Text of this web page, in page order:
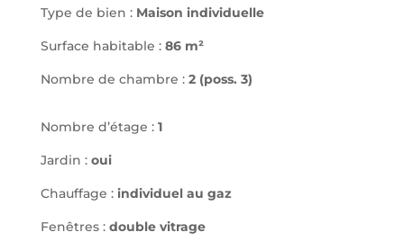
Type de bien : Maison individuelle
Surface habitable : 86 m²
Nombre de chambre : 2 (poss. 3)
Nombre d’étage : 1
Jardin :oui
Chauffage : individuel au gaz
Fenêtres : double vitrage